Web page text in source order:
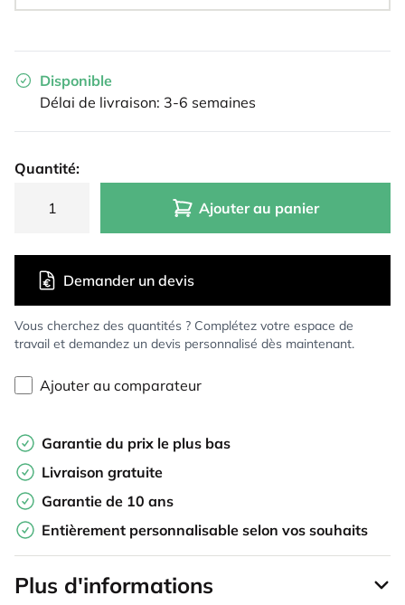
Disponible
Délai de livraison: 3-6 semaines
Quantité:
Ajouter au panier
Vous cherchez des quantités ? Complétez votre espace de
travail et demandez un devis personnalisé dès maintenant.
Demander un devis
Ajouter au comparateur
Garantie du prix le plus bas
Livraison gratuite
Garantie de 10 ans
Entièrement personnalisable selon vos souhaits
Plus d'informations